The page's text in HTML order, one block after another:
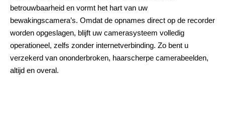
betrouwbaarheid en vormt het hart van uw
bewakingscamera’s. Omdat de opnames direct op de recorder
worden opgeslagen, blijft uw camerasysteem volledig
operationeel, zelfs zonder internetverbinding. Zo bent u
verzekerd van ononderbroken, haarscherpe camerabeelden,
altijd en overal.